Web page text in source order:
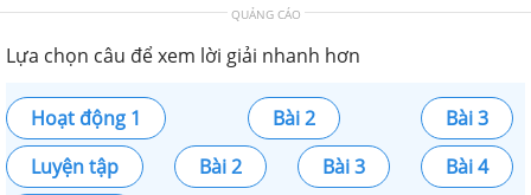
QUẢNG CÁO
Lựa chọn câu để xem lời giải nhanh hơn
Hoạt động 1 Bài 2
Bài 3
Luyện tập
Bài 2 Bài 3
Bài 4